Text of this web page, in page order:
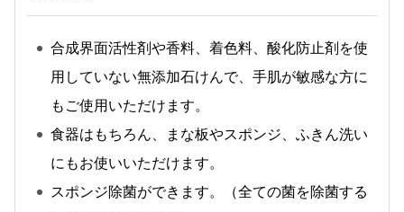
合成界面活性剤や香料、着色料、酸化防止剤を使
用していない無添加石けんで、手肌が敏感な方に
もご使用いただけます。
食器はもちろん、まな板やスポンジ、ふきん洗い
にもお使いいただけます。
スポンジ除菌ができます。（全ての菌を除菌する